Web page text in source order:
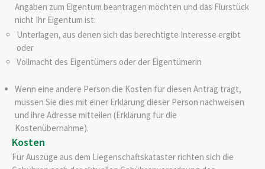
Angaben zum Eigentum beantragen möchten und das Flurstück
nicht Ihr Eigentum ist:
Unterlagen, aus denen sich das berechtigte Interesse ergibt
oder
Vollmacht des Eigentümers oder der Eigentümerin
Wenn eine andere Person die Kosten für diesen Antrag trägt,
müssen Sie dies mit einer Erklärung dieser Person nachweisen
und ihre Adresse mitteilen (Erklärung für die
Kostenübernahme).
Kosten
Für Auszüge aus dem Liegenschaftskataster richten sich die